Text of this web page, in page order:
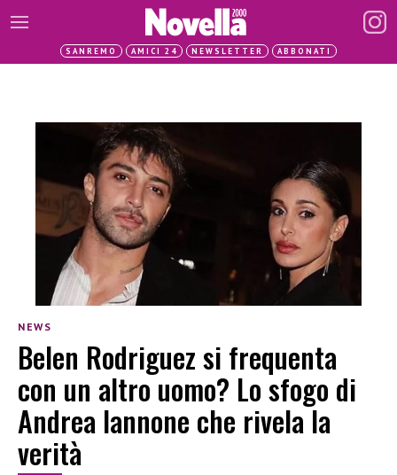
SANREMO AMICI 24 NEWSLETTER ABBONATI
NEWS
Belen Rodriguez si frequenta
con un altro uomo? Lo sfogo di
Andrea Iannone che rivela la
verità